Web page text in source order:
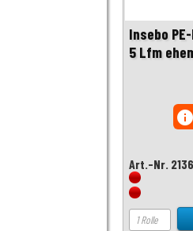
Insebo
5 Lfm
Art.-Nr.